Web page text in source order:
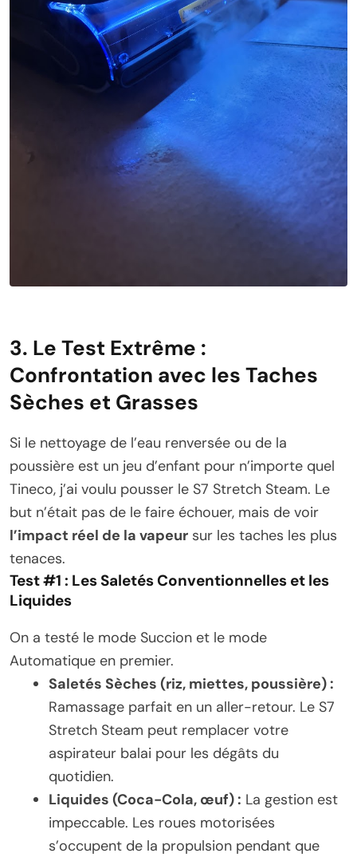
3. Le Test Extrême :
Confrontation avec les Taches
Sèches et Grasses
Si le nettoyage de l’eau renversée ou de la
poussière est un jeu d’enfant pour n’importe quel
Tineco, j’ai voulu pousser le S7 Stretch Steam. Le
but n’était pas de le faire échouer, mais de voir
l’impact réel de la vapeur sur les taches les plus
tenaces.
Test #1 : Les Saletés Conventionnelles et les
Liquides
On a testé le mode Succion et le mode
Automatique en premier.
Saletés Sèches (riz, miettes, poussière) :
Ramassage parfait en un aller-retour. Le S7
Stretch Steam peut remplacer votre
aspirateur balai pour les dégâts du
quotidien.
Liquides (Coca-Cola, œuf) : La gestion est
impeccable. Les roues motorisées
s’occupent de la propulsion pendant que